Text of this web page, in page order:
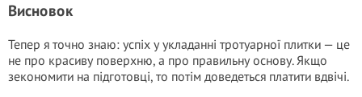
Висновок
Тепер я точно знаю: успіх у укладанні тротуарної плитки — це
не про красиву поверхню, а про правильну основу. Якщо
зекономити на підготовці, то потім доведеться платити вдвічі.